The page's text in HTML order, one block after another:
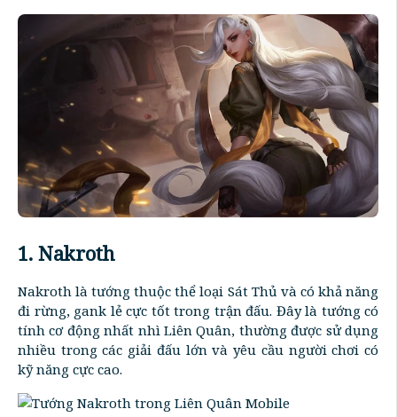
1. Nakroth
Nakroth là tướng thuộc thể loại Sát Thủ và có khả năng
đi rừng, gank lẻ cực tốt trong trận đấu. Đây là tướng có
tính cơ động nhất nhì Liên Quân, thường được sử dụng
nhiều trong các giải đấu lớn và yêu cầu người chơi có
kỹ năng cực cao.